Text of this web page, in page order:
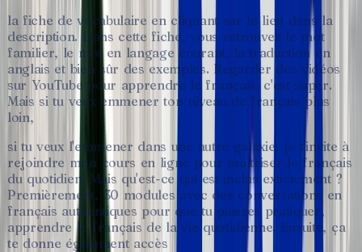
la fiche de vocabulaire en cliquant sur le lien dans la
description.
Dans cette fiche, vous retrouvez le mot
familier, le mot en langage courant, la traduction en
anglais et bien sûr des exemples. Regarder des vidéos
sur YouTube pour apprendre le français, c'est super.
Mais si tu veux emmener ton niveau de français plus
loin,
si tu veux l'emmener dans une autre galaxie, je t'invite à
rejoindre mon cours en ligne pour maîtriser le français
du quotidien. Mais qu'est-ce qui est inclus exactement ?
Premièrement, 30 modules avec des conversations en
français authentiques pour que tu puisses pratiquer,
apprendre le français de la vie quotidienne. Ensuite, ça
te donne également accès